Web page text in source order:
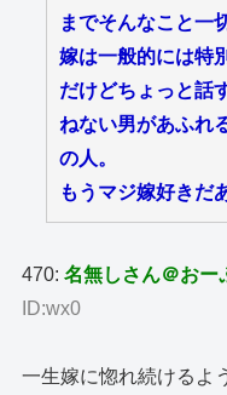
までそんなこと一
嫁は一般的には特
だけどちょっと話
ねない男があふれ
の人。
もうマジ嫁好きだ
470:名無しさん＠おー
ID:wx0
一生嫁に惚れ続けるよ